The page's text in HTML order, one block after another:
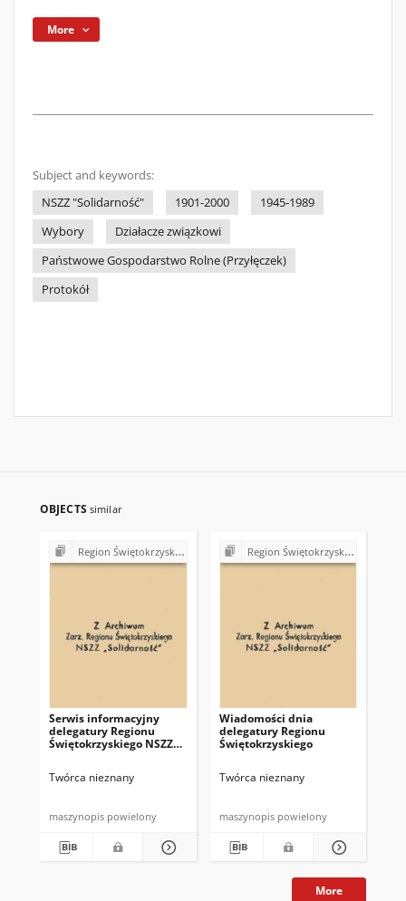
More
Subject and keywords:
NSZZ "Solidarność"
1901-2000
1945-1989
Wybory
Działacze związkowi
Państwowe Gospodarstwo Rolne (Przyłęczek)
Protokół
OBJECTS similar
Region Świętokrzyski NSZZ "Solidarność". Delegatura Starachowice
Serwis informacyjny
delegatury Regionu
Świętokrzyskiego NSZZ
Twórca nieznany
maszynopis powielony
Region Świętokrzyski NSZZ "Solidarność". Delegatura Starachowice
Wiadomości dnia
delegatury Regionu
Świętokrzyskiego
Twórca nieznany
maszynopis powielony
More